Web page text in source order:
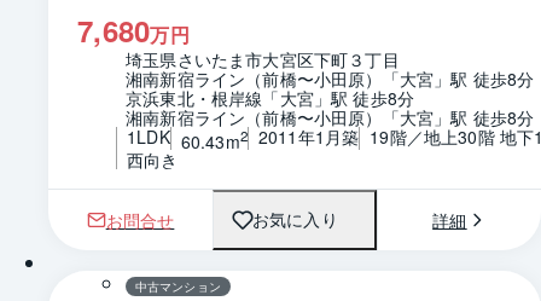
7,680万円
埼玉県さいたま市大宮区下町３丁目
湘南新宿ライン（前橋〜小田原）「大宮」駅 徒歩8分
京浜東北・根岸線「大宮」駅 徒歩8分
湘南新宿ライン（前橋〜小田原）「大宮」駅 徒歩8分
1LDK 60.43m2 2011年1月築 19階／地上30階 地下
西向き
お問合せ お気に入り 詳細
1 / 0 間取り
中古マンション